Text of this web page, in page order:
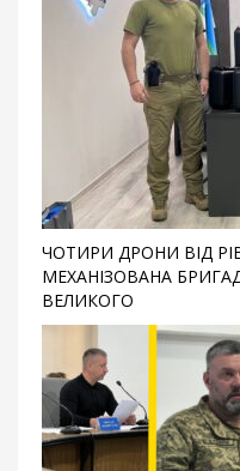
ЧОТИРИ ДРОНИ ВІД
МЕХАНІЗОВАНА
ВЕЛИКОГО